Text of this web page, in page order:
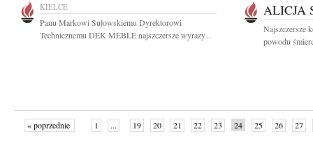
KIELCE
Panu Markowi Sułowskiemu Dyrektorowi
Technicznemu DEK MEBLE najszczersze wyrazy...
ALICJA
Najszczersze
powodu
« poprzednie 1 ... 19 20 21 22 23 24 25 26
27